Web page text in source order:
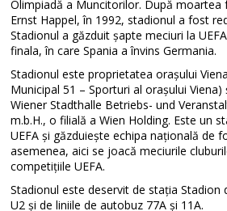
Olimpiadă a Muncitorilor. După moartea
Ernst Happel, în 1992, stadionul a fost
Stadionul a găzduit șapte meciuri la
finala, în care Spania a învins Germania.
Stadionul este proprietatea orașului
Municipal 51 – Sporturi al orașului
Wiener Stadthalle Betriebs- und
m.b.H., o filială a Wien Holding. Este un
UEFA și găzduiește echipa națională de
asemenea, aici se joacă meciurile
competițiile UEFA.
Stadionul este deservit de stația Stadion
U2 și de liniile de autobuz 77A și 11A.